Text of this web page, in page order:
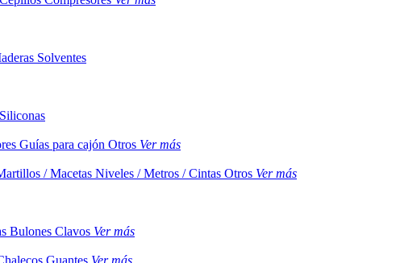
Solventes
Siliconas
Guías para cajón Otros Ver más
/ Macetas Niveles / Metros / Cintas Otros Ver más
Bulones Clavos Ver más
Guantes Ver más